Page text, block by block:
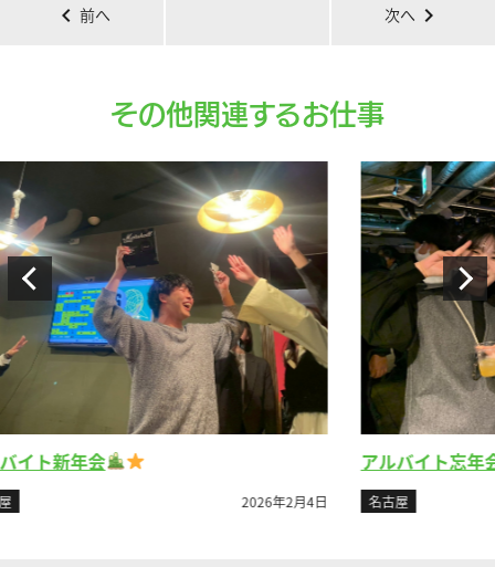
chevron_left 前へ 次へ chevron_right
その他関連するお仕事
2月4日
アルバイト忘年会②
2023年4月26日